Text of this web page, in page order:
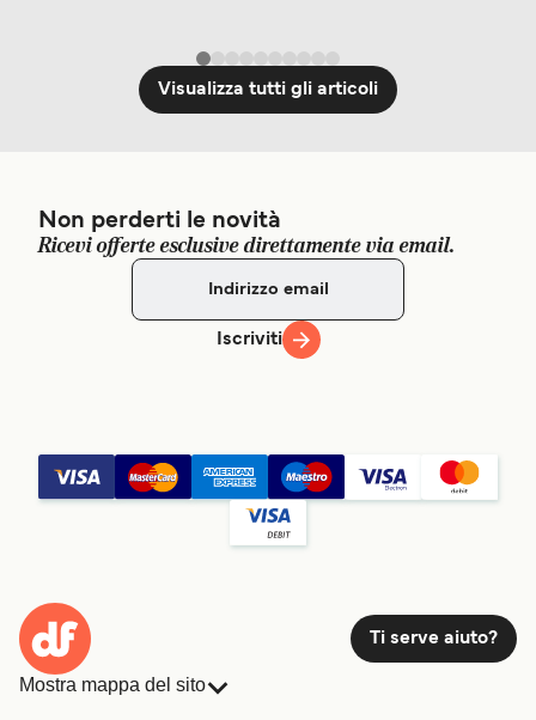
Visualizza tutti gli articoli
Non perderti le novità
Ricevi offerte esclusive direttamente via email.
Iscriviti
Ti serve aiuto?
Mostra mappa del sito